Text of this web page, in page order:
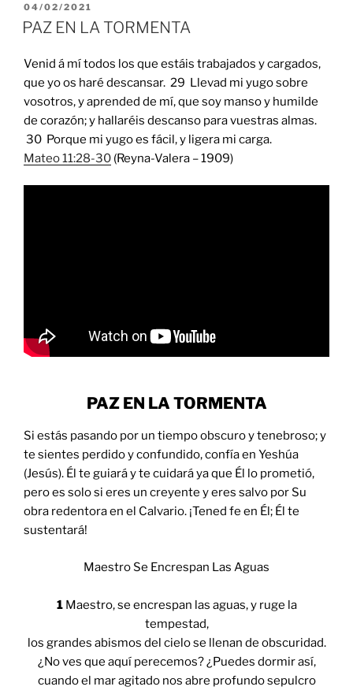
POSTED
ON
04/02/2021
PAZ EN LA TORMENTA
Venid á mí todos los que estáis trabajados y cargados,
que yo os haré descansar. 29 Llevad mi yugo sobre
vosotros, y aprended de mí, que soy manso y humilde
de corazón; y hallaréis descanso para vuestras almas.
30 Porque mi yugo es fácil, y ligera mi carga.
Mateo 11:28-30 (Reyna-Valera – 1909)
PAZ EN LA TORMENTA
Si estás pasando por un tiempo obscuro y tenebroso; y
te sientes perdido y confundido, confía en Yeshúa
(Jesús). Él te guiará y te cuidará ya que Él lo prometió,
pero es solo si eres un creyente y eres salvo por Su
obra redentora en el Calvario. ¡Tened fe en Él; Él te
sustentará!
Maestro Se Encrespan Las Aguas
1Maestro, se encrespan las aguas, y ruge la
tempestad,
los grandes abismos del cielo se llenan de obscuridad.
¿No ves que aquí perecemos? ¿Puedes dormir así,
cuando el mar agitado nos abre profundo sepulcro